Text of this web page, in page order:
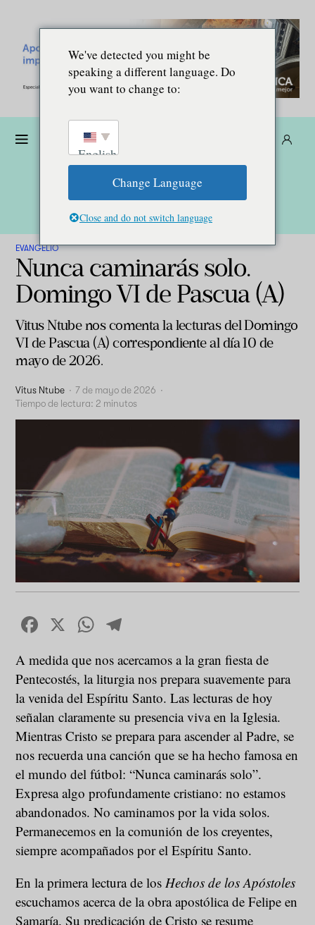
EVANGELIO
Nunca caminarás solo.
Domingo VI de Pascua (A)
Vitus Ntube nos comenta la lecturas del Domingo
VI de Pascua (A) correspondiente al día 10 de
mayo de 2026.
Vitus Ntube · 7 de mayo de 2026 ·
Tiempo de lectura: 2 minutos
Facebook
X WhatsApp
A medida que nos acercamos a la gran fiesta de
Pentecostés, la liturgia nos prepara suavemente para
la venida del Espíritu Santo. Las lecturas de hoy
señalan claramente su presencia viva en la Iglesia.
Mientras Cristo se prepara para ascender al Padre, se
nos recuerda una canción que se ha hecho famosa en
el mundo del fútbol: “Nunca caminarás solo”.
Expresa algo profundamente cristiano: no estamos
abandonados. No caminamos por la vida solos.
Permanecemos en la comunión de los creyentes,
siempre acompañados por el Espíritu Santo.
En la primera lectura de losHechos de los Apóstoles
escuchamos acerca de la obra apostólica de Felipe en
Samaría. Su predicación de Cristo se resume
We've detected you might be
speaking a different language. Do
you want to change to:
English
Change Language
Close and do not switch language